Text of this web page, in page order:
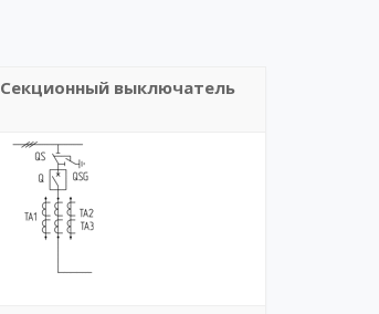
Секционный выключатель